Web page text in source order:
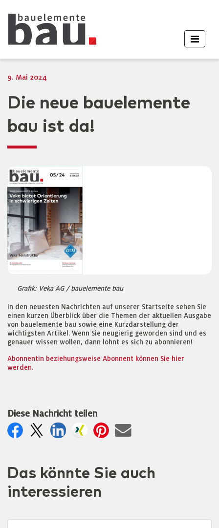
9. Mai 2024
Die neue bauelemente
bau ist da!
Grafik: Veka AG / bauelemente bau
In den neuesten Nachrichten auf unserer Startseite sehen Sie
einen kurzen Überblick über die Themen der aktuellen Ausgabe
von bauelemente bau sowie eine Kurzdarstellung der
wichtigsten Artikel. Wenn Sie neugierig geworden sind und es
genauer wissen wollen, dann lohnt es sich zu abonnieren!
Abonnentin beziehungsweise Abonnent können Sie hier
werden.
Diese Nachricht teilen
Das könnte Sie auch
interessieren